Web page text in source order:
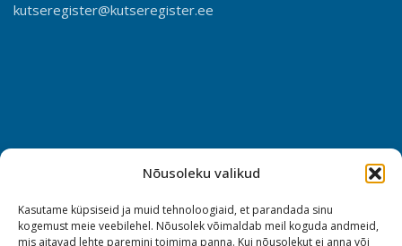
Nõusoleku valikud
Kasutame küpsiseid ja muid tehnoloogiaid, et parandada sinu
kogemust meie veebilehel. Nõusolek võimaldab meil koguda andmeid,
mis aitavad lehte paremini toimima panna. Kui nõusolekut ei anna või
kutseregister@kutseregister.ee